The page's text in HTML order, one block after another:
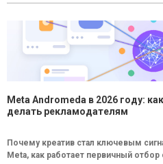
Meta Andromeda в 2026 году:
делать рекламодателям
Почему креатив стал ключевым
Meta, как работает первичный